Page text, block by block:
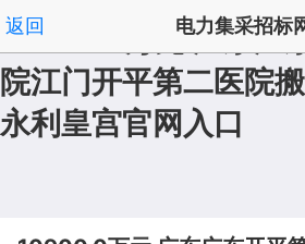
10900.0万元 广东广
院江门开平第二医院
永利皇宫官网入口
返回 电力集采招标
|拟在建澳门永利皇宫澳门永利皇宫
页|频道列表', '取消');">